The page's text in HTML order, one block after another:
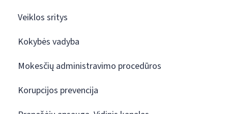
Veiklos sritys
Kokybės vadyba
Mokesčių administravimo procedūros
Korupcijos prevencija